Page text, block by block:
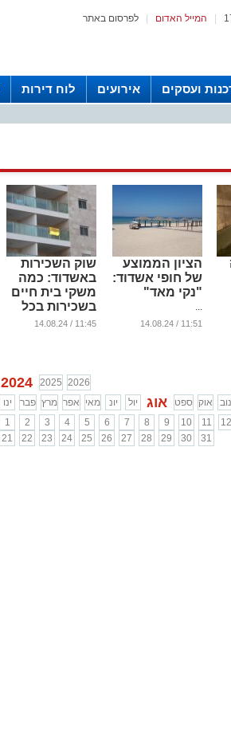
לפרסום באתר המייל האדום
ועסקים אירועים לוח דירות
הציון הממוצע
של חופי אשדוד:
"נקי מאד"
...
11:51 / 14.08.24
שוק השכירות
באשדוד: כמה
משקי בית חיים
בשכירות בכל
רובע?
11:45 / 14.08.24
2024 2025 2026
ינו
פבר מרץ אפר מאי יונ יול אוג ספט אוק נוב
1
2 3 4 5 6 7 8 9 10 11 12
21
22 23 24 25 26 27 28 29 30 31